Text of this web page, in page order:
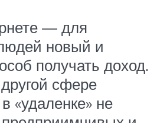
— для
новый и
получать доход.
сфере
«удаленке» не